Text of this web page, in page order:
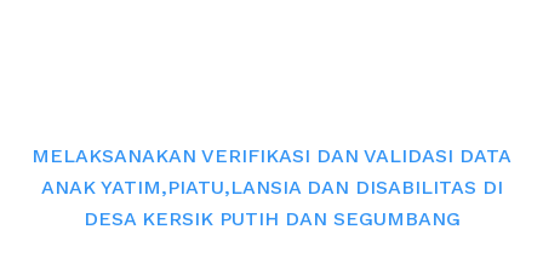
MELAKSANAKAN VERIFIKASI DAN VALIDASI DATA
ANAK YATIM,PIATU,LANSIA DAN DISABILITAS DI
DESA KERSIK PUTIH DAN SEGUMBANG